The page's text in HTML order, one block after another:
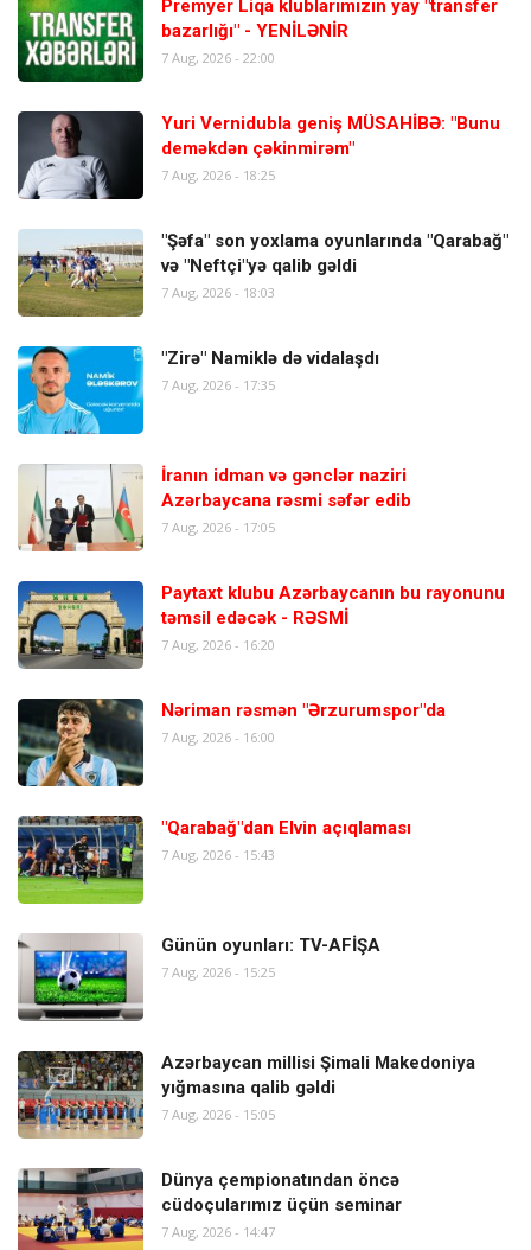
Premyer Liqa klublarımızın yay "transfer
bazarlığı" - YENİLƏNİR
7 Aug, 2026 - 22:00
Yuri Vernidubla geniş MÜSAHİBƏ: "Bunu
deməkdən çəkinmirəm"
7 Aug, 2026 - 18:25
"Şəfa" son yoxlama oyunlarında "Qarabağ"
və "Neftçi"yə qalib gəldi
7 Aug, 2026 - 18:03
"Zirə" Namiklə də vidalaşdı
7 Aug, 2026 - 17:35
İranın idman və gənclər naziri
Azərbaycana rəsmi səfər edib
7 Aug, 2026 - 17:05
Paytaxt klubu Azərbaycanın bu rayonunu
təmsil edəcək - RƏSMİ
7 Aug, 2026 - 16:20
Nəriman rəsmən "Ərzurumspor"da
7 Aug, 2026 - 16:00
"Qarabağ"dan Elvin açıqlaması
7 Aug, 2026 - 15:43
Günün oyunları: TV-AFİŞA
7 Aug, 2026 - 15:25
Azərbaycan millisi Şimali Makedoniya
yığmasına qalib gəldi
7 Aug, 2026 - 15:05
Dünya çempionatından öncə
cüdoçularımız üçün seminar
7 Aug, 2026 - 14:47